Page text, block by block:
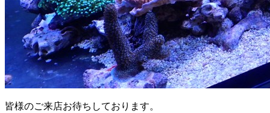
皆様のご来店お待ちしております。